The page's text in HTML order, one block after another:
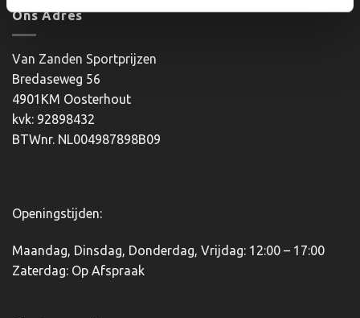
Ons Adres
Van Zanden Sportprijzen
Bredaseweg 56
4901KM Oosterhout
kvk: 92898432
BTWnr. NL004987898B09
Openingstijden:
Maandag, Dinsdag, Donderdag, Vrijdag: 12:00 – 17:00
Zaterdag: Op Afspraak